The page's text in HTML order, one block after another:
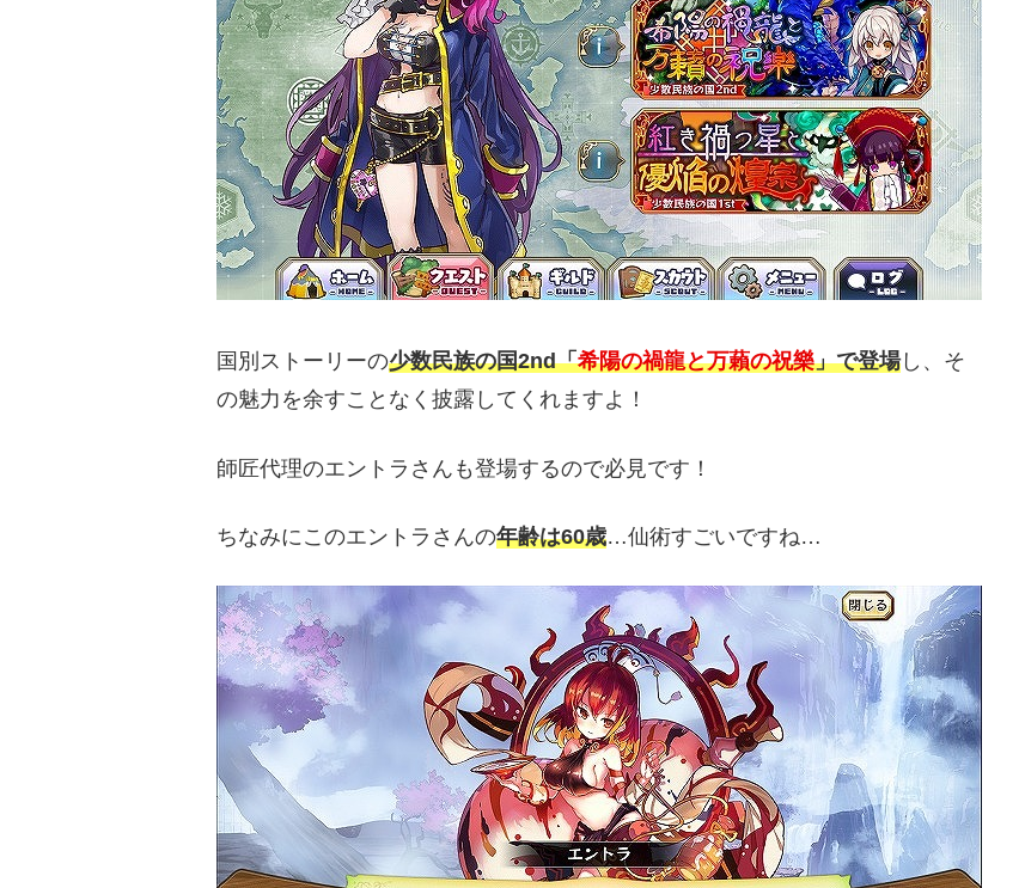
国別ストーリーの少数民族の国2nd「希陽の禍龍と万藾の祝樂」で登場し、そ
の魅力を余すことなく披露してくれますよ！
師匠代理のエントラさんも登場するので必見です！
ちなみにこのエントラさんの年齢は60歳…仙術すごいですね…